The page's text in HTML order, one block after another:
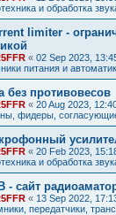
и обработка
limiter -
« 02 Sep 2023,
питания и
без противовесов
« 20 Aug 2023,
фидеры,
« 20 Feb 2023,
и обработка
- сайт
« 13 Sep 2022,
передатчики,